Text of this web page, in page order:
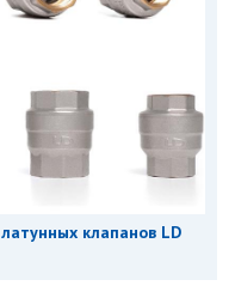
клапанов LD